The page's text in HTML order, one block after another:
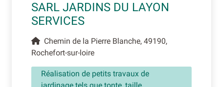
SARL JARDINS DU LAYON
SERVICES
Chemin de la Pierre Blanche, 49190,
Rochefort-sur-loire
Réalisation de petits travaux de